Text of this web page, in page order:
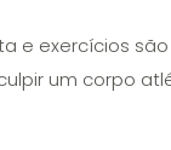
e exercícios
um corpo